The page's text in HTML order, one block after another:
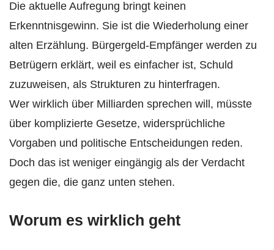
Die aktuelle Aufregung bringt keinen
Erkenntnisgewinn. Sie ist die Wiederholung einer
alten Erzählung. Bürgergeld-Empfänger werden zu
Betrügern erklärt, weil es einfacher ist, Schuld
zuzuweisen, als Strukturen zu hinterfragen.
Wer wirklich über Milliarden sprechen will, müsste
über komplizierte Gesetze, widersprüchliche
Vorgaben und politische Entscheidungen reden.
Doch das ist weniger eingängig als der Verdacht
gegen die, die ganz unten stehen.
Worum es wirklich geht